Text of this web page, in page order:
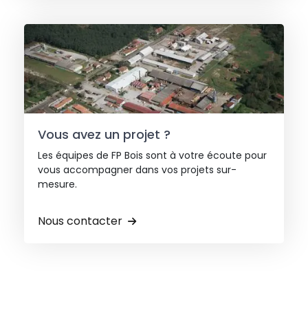
Vous avez un projet ?
Les équipes de FP Bois sont à votre écoute pour
vous accompagner dans vos projets sur-
mesure.
Nous contacter